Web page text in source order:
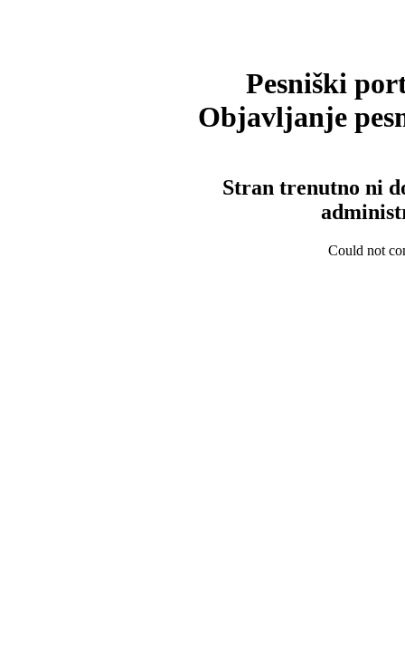
Pesniški
Objavljanje
Stran trenutno ni
Could not